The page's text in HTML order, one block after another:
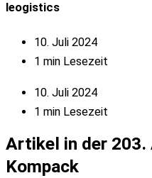
leogistics
10. Juli 2024
1 min Lesezeit
10. Juli 2024
1 min Lesezeit
Artikel in der 203.
Kompack